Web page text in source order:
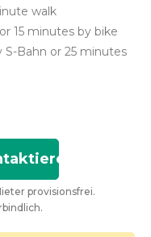
walk
15 minutes by bike
Bahn or 25 minutes
provisionsfrei.